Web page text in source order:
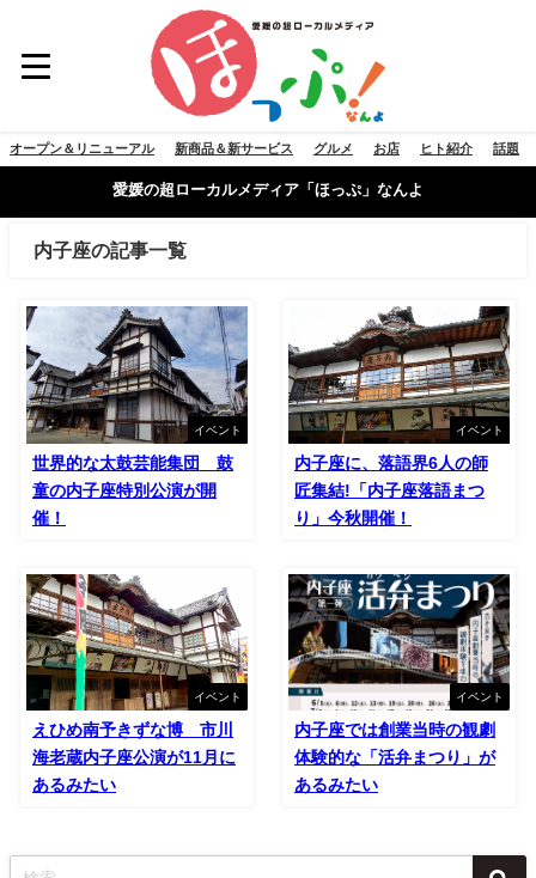
オープン＆リニューアル 新商品＆新サービス グルメ お店 ヒト紹介 話題
愛媛の超ローカルメディア「ほっぷ」なんよ
内子座の記事一覧
イベント
世界的な太鼓芸能集団 鼓
童の内子座特別公演が開
催！
イベント
内子座に、落語界6人の師
匠集結!「内子座落語まつ
り」今秋開催！
イベント
えひめ南予きずな博 市川
海老蔵内子座公演が11月に
あるみたい
イベント
内子座では創業当時の観劇
体験的な「活弁まつり」が
あるみたい